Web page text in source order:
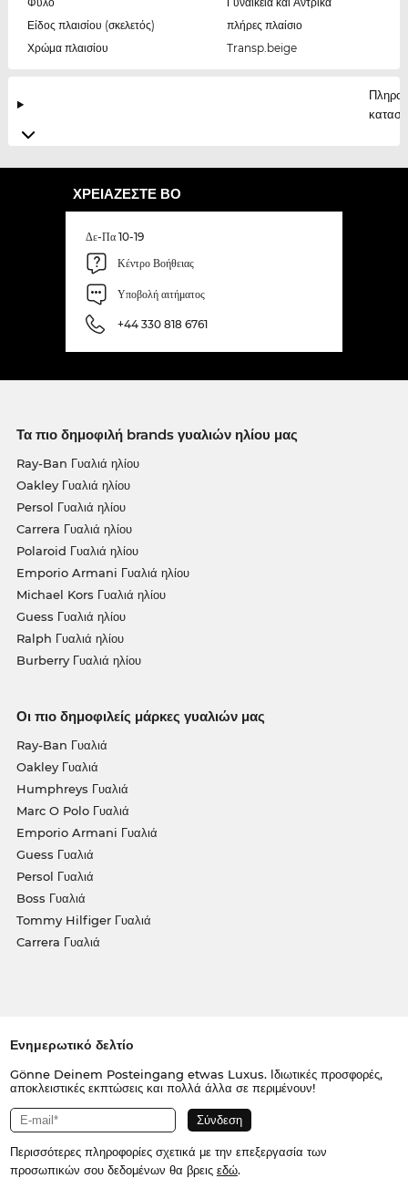
Είδος πλαισίου (σκελετός)
πλήρες πλαίσιο
Χρώμα πλαισίου
Transp.beige
ΧΡΕΙΆΖΕΣΤΕ ΒΟ
Δε-Πα 10-19
Κέντρο Βοήθειας
Υποβολή αιτήματος
+44 330 818 6761
Τα πιο δημοφιλή brands γυαλιών ηλίου μας
Ray-Ban Γυαλιά ηλίου
Oakley Γυαλιά ηλίου
Persol Γυαλιά ηλίου
Carrera Γυαλιά ηλίου
Polaroid Γυαλιά ηλίου
Emporio Armani Γυαλιά ηλίου
Michael Kors Γυαλιά ηλίου
Guess Γυαλιά ηλίου
Ralph Γυαλιά ηλίου
Burberry Γυαλιά ηλίου
Οι πιο δημοφιλείς μάρκες γυαλιών μας
Ray-Ban Γυαλιά
Oakley Γυαλιά
Humphreys Γυαλιά
Marc O Polo Γυαλιά
Emporio Armani Γυαλιά
Guess Γυαλιά
Persol Γυαλιά
Boss Γυαλιά
Tommy Hilfiger Γυαλιά
Carrera Γυαλιά
Ενημερωτικό δελτίο
Gönne Deinem Posteingang etwas Luxus. Ιδιωτικές προσφορές,
αποκλειστικές εκπτώσεις και πολλά άλλα σε περιμένουν!
Περισσότερες πληροφορίες σχετικά με την επεξεργασία των
προσωπικών σου δεδομένων θα βρεις εδώ.